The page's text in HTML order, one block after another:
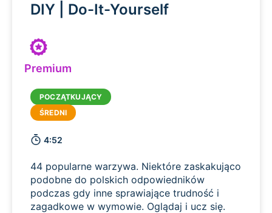
DIY | Do-It-Yourself
Premium
4:52
44 popularne warzywa. Niektóre zaskakująco
podobne do polskich odpowiedników
podczas gdy inne sprawiające trudność i
zagadkowe w wymowie. Oglądaj i ucz się.